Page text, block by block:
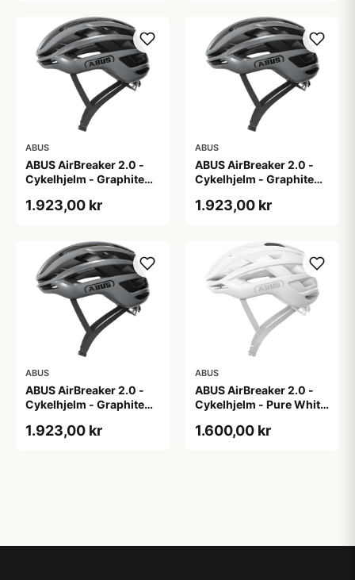
ABUS
ABUS AirBreaker 2.0 -
Cykelhjelm - Graphite
1.923,00 kr
ABUS
ABUS AirBreaker 2.0 -
Cykelhjelm - Graphite
1.923,00 kr
ABUS
ABUS AirBreaker 2.0 -
Cykelhjelm - Graphite
1.923,00 kr
ABUS
ABUS AirBreaker 2.0 -
Cykelhjelm - Pure White
1.600,00 kr